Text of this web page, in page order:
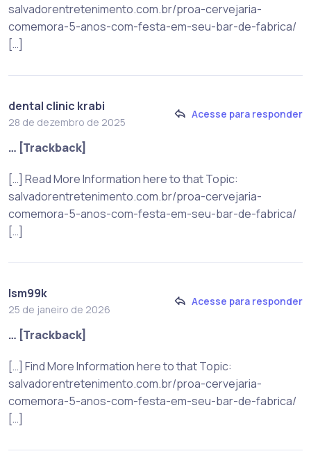
salvadorentretenimento.com.br/proa-cervejaria-
comemora-5-anos-com-festa-em-seu-bar-de-fabrica/
[…]
dental clinic krabi
28 de dezembro de 2025
Acesse para responder
… [Trackback]
[…] Read More Information here to that Topic:
salvadorentretenimento.com.br/proa-cervejaria-
comemora-5-anos-com-festa-em-seu-bar-de-fabrica/
[…]
lsm99k
25 de janeiro de 2026
Acesse para responder
… [Trackback]
[…] Find More Information here to that Topic:
salvadorentretenimento.com.br/proa-cervejaria-
comemora-5-anos-com-festa-em-seu-bar-de-fabrica/
[…]